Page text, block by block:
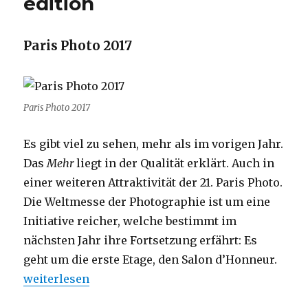
Paris Photo 2017
Paris Photo 2017
Es gibt viel zu sehen, mehr als im vorigen Jahr.
Das Mehrliegt in der Qualität erklärt. Auch in
einer weiteren Attraktivität der 21. Paris Photo.
Die Weltmesse der Photographie ist um eine
Initiative reicher, welche bestimmt im
nächsten Jahr ihre Fortsetzung erfährt: Es
geht um die erste Etage, den Salon d’Honneur.
„Paris Photo 2017 – 21ème édition“
weiterlesen